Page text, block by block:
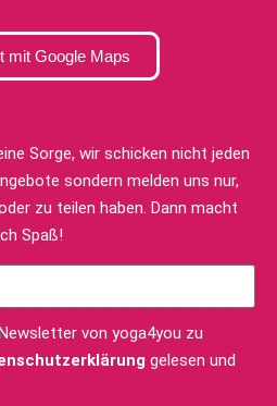
mit Google Maps
Sorge, wir schicken nicht jeden
sondern melden uns nur,
zu teilen haben. Dann macht
Spaß!
von yoga4you zu
gelesen und